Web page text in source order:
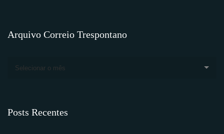
Arquivo Correio Trespontano
Selecionar o mês
Posts Recentes